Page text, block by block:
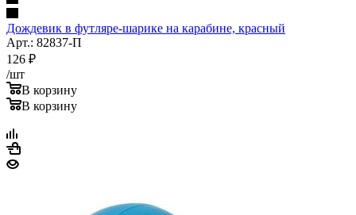
Дождевик в футляре-шарике на карабине, красный
Арт.: 82837-П
126 ₽
/шт
В корзину
В корзину